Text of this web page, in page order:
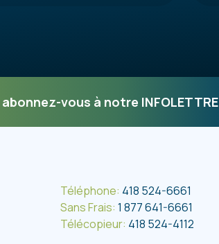
vous à notre
Téléphone: 418 524-6661
Sans Frais: 1 877 641-6661
Télécopieur: 418 524-4112